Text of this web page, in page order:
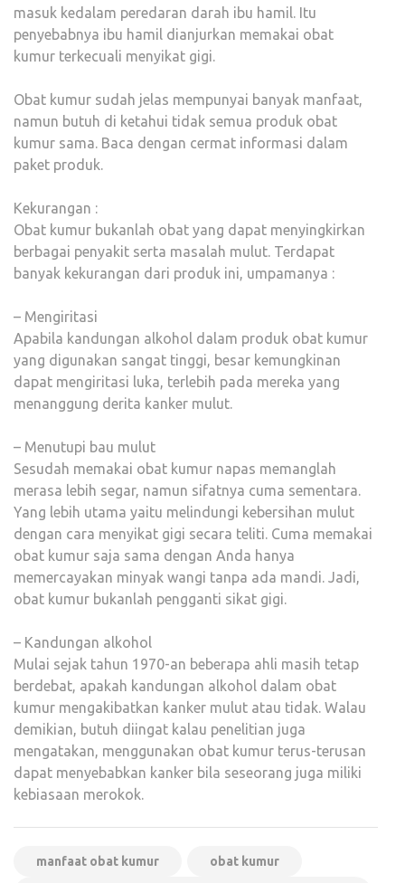
masuk kedalam peredaran darah ibu hamil. Itu
penyebabnya ibu hamil dianjurkan memakai obat
kumur terkecuali menyikat gigi.
Obat kumur sudah jelas mempunyai banyak manfaat,
namun butuh di ketahui tidak semua produk obat
kumur sama. Baca dengan cermat informasi dalam
paket produk.
Kekurangan :
Obat kumur bukanlah obat yang dapat menyingkirkan
berbagai penyakit serta masalah mulut. Terdapat
banyak kekurangan dari produk ini, umpamanya :
– Mengiritasi
Apabila kandungan alkohol dalam produk obat kumur
yang digunakan sangat tinggi, besar kemungkinan
dapat mengiritasi luka, terlebih pada mereka yang
menanggung derita kanker mulut.
– Menutupi bau mulut
Sesudah memakai obat kumur napas memanglah
merasa lebih segar, namun sifatnya cuma sementara.
Yang lebih utama yaitu melindungi kebersihan mulut
dengan cara menyikat gigi secara teliti. Cuma memakai
obat kumur saja sama dengan Anda hanya
memercayakan minyak wangi tanpa ada mandi. Jadi,
obat kumur bukanlah pengganti sikat gigi.
– Kandungan alkohol
Mulai sejak tahun 1970-an beberapa ahli masih tetap
berdebat, apakah kandungan alkohol dalam obat
kumur mengakibatkan kanker mulut atau tidak. Walau
demikian, butuh diingat kalau penelitian juga
mengatakan, menggunakan obat kumur terus-terusan
dapat menyebabkan kanker bila seseorang juga miliki
kebiasaan merokok.
manfaat obat kumur obat kumur